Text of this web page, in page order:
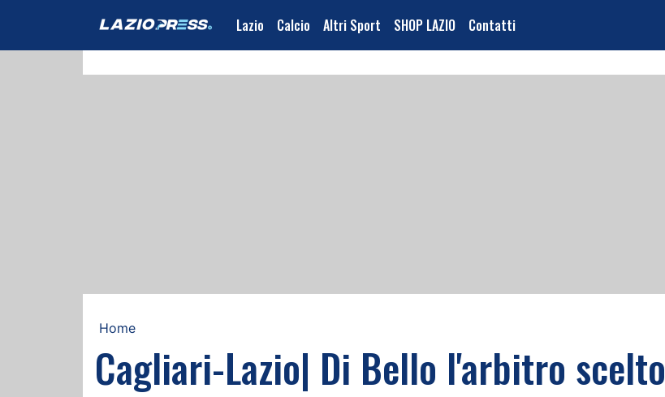
Lazio Calcio Altri Sport SHOP LAZIO Contatti
Home
Cagliari-Lazio| Di Bello l'arbitro scelto